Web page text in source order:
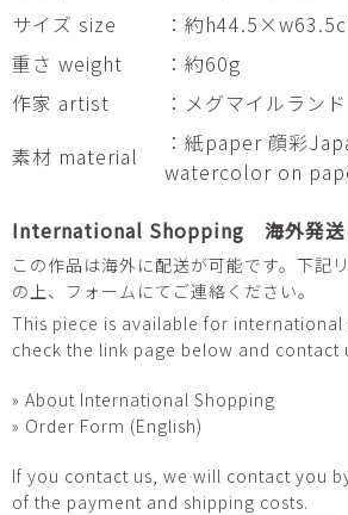
サイズ size
：約
重さ weight
：約60g
作家 artist
：メグマイルラン
素材 material
：紙paper 顔彩
watercolor on
International Shopping 海外発送
この作品は海外に配送が可能です。下記
の上、フォームにてご連絡ください。
This piece is available for international
check the link page below and contact
» About International Shopping
» Order Form (English)
If you contact us, we will contact you
of the payment and shipping costs.